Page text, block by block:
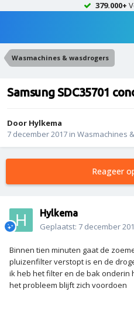
379.000+
Wasmachines & wasdrogers
Samsung SDC35701
Door Hylkema
7 december 2017 in Wasmachines
Reageer
Hylkema
Geplaatst: 7 december
Binnen tien minuten gaat de
pluizenfilter verstopt is en de
ik heb het filter en de bak onderin
het probleem blijft zich voordoen